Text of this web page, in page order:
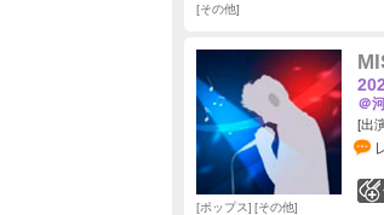
その他
＠
[出
ポップス
その他